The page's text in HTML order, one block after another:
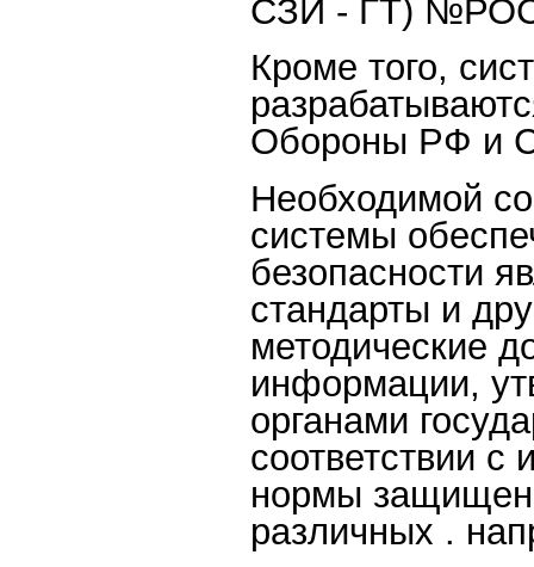
СЗИ - ГТ)
Кроме того,
Обороны РФ и
Необходимой
системы
безопасности
стандарты и
методические
информации,
органами
соответствии
нормы
различных .